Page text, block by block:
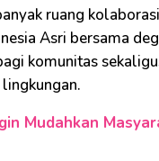
ruang
Asri bersama
komunitas
Mudahkan